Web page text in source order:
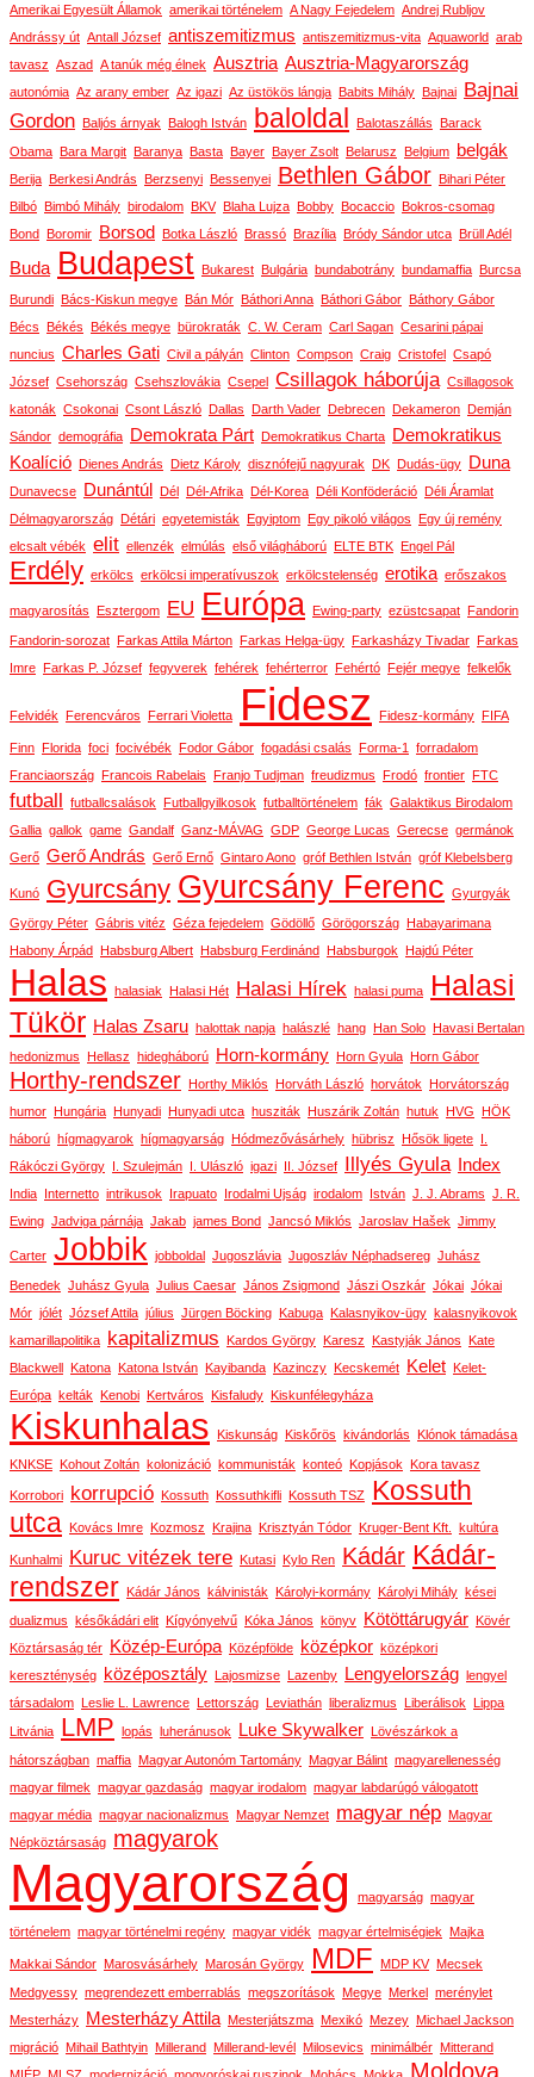
Amerikai Egyesült Államok amerikai történelem A Nagy Fejedelem Andrej Rubljov
Andrássy út Antall József antiszemitizmus antiszemitizmus-vita Aquaworld arab
tavasz Aszad A tanúk még élnek Ausztria Ausztria-Magyarország
autonómia Az arany ember Az igazi Az üstökös lángja Babits Mihály Bajnai Bajnai
Gordon Baljós árnyak Balogh István baloldal Balotaszállás Barack
Obama Bara Margit Baranya Basta Bayer Bayer Zsolt Belarusz Belgium belgák
Berija Berkesi András Berzsenyi Bessenyei Bethlen Gábor Bihari Péter
Bilbó Bimbó Mihály birodalom BKV Blaha Lujza Bobby Bocaccio Bokros-csomag
Bond Boromir Borsod Botka László Brassó Brazília Bródy Sándor utca Brüll Adél
Buda Budapest Bukarest Bulgária bundabotrány bundamaffia Burcsa
Burundi Bács-Kiskun megye Bán Mór Báthori Anna Báthori Gábor Báthory Gábor
Bécs Békés Békés megye bürokraták C. W. Ceram Carl Sagan Cesarini pápai
nuncius Charles Gati Civil a pályán Clinton Compson Craig Cristofel Csapó
József Csehország Csehszlovákia Csepel Csillagok háborúja Csillagosok
katonák Csokonai Csont László Dallas Darth Vader Debrecen Dekameron Demján
Sándor demográfia Demokrata Párt Demokratikus Charta
Demokratikus
Koalíció Dienes András Dietz Károly disznófejű nagyurak DK Dudás-ügy Duna
Dunavecse Dunántúl Dél Dél-Afrika Dél-Korea Déli Konföderáció Déli Áramlat
Délmagyarország Détári egyetemisták Egyiptom Egy pikoló világos Egy új remény
elcsalt vébék elit ellenzék elmúlás első világháború ELTE BTK Engel Pál
Erdély erkölcs erkölcsi imperatívuszok erkölcstelenség erotika erőszakos
magyarosítás Esztergom EU Európa Ewing-party ezüstcsapat Fandorin
Fandorin-sorozat Farkas Attila Márton Farkas Helga-ügy Farkasházy Tivadar Farkas
Imre Farkas P. József fegyverek fehérek fehérterror Fehértó Fejér megye felkelők
Felvidék Ferencváros Ferrari Violetta Fidesz Fidesz-kormány FIFA
Finn Florida foci focivébék Fodor Gábor fogadási csalás Forma-1
forradalom
Franciaország Francois Rabelais Franjo Tudjman freudizmus Frodó frontier FTC
futball futballcsalások Futballgyilkosok futballtörténelem fák Galaktikus Birodalom
Gallia gallok game Gandalf Ganz-MÁVAG GDP George Lucas Gerecse germánok
Gerő Gerő András Gerő Ernő Gintaro Aono gróf Bethlen István gróf Klebelsberg
Kunó Gyurcsány Gyurcsány Ferenc Gyurgyák
György Péter Gábris vitéz Géza fejedelem Gödöllő Görögország Habayarimana
Habony Árpád Habsburg Albert Habsburg Ferdinánd Habsburgok Hajdú Péter
Halas halasiak Halasi Hét Halasi Hírek halasi puma
Halasi
Tükör Halas Zsaru halottak napja halászlé hang Han Solo Havasi Bertalan
hedonizmus Hellasz hidegháború Horn-kormány Horn Gyula Horn Gábor
Horthy-rendszer Horthy Miklós Horváth László horvátok Horvátország
humor Hungária Hunyadi Hunyadi utca husziták Huszárik Zoltán hutuk HVG HÖK
háború hígmagyarok hígmagyarság Hódmezővásárhely hübrisz Hősök ligete I.
Rákóczi György I. Szulejmán I. Ulászló igazi II. József Illyés Gyula Index
India Internetto intrikusok Irapuato Irodalmi Ujság irodalom István J. J. Abrams J. R.
Ewing Jadviga párnája Jakab james Bond Jancsó Miklós Jaroslav Hašek Jimmy
Carter Jobbik jobboldal Jugoszlávia Jugoszláv Néphadsereg Juhász
Benedek Juhász Gyula Julius Caesar János Zsigmond Jászi Oszkár Jókai Jókai
Mór jólét József Attila július Jürgen Böcking Kabuga Kalasnyikov-ügy kalasnyikovok
kamarillapolitika kapitalizmus Kardos György Karesz Kastyják János Kate
Blackwell Katona Katona István Kayibanda Kazinczy Kecskemét Kelet Kelet-
Európa kelták Kenobi Kertváros Kisfaludy Kiskunfélegyháza
Kiskunhalas Kiskunság Kiskőrös kivándorlás Klónok támadása
KNKSE Kohout Zoltán kolonizáció kommunisták konteó Kopjások Kora tavasz
Korrobori korrupció Kossuth Kossuthkifli Kossuth TSZ Kossuth
utca Kovács Imre Kozmosz Krajina Krisztyán Tódor Kruger-Bent Kft. kultúra
Kunhalmi Kuruc vitézek tere Kutasi Kylo Ren Kádár Kádár-
rendszer Kádár János kálvinisták Károlyi-kormány Károlyi Mihály kései
dualizmus későkádári elit Kígyónyelvű Kóka János könyv Kötöttárugyár Kövér
Köztársaság tér
Közép-Európa Középfölde középkor középkori
kereszténység
középosztály Lajosmizse Lazenby Lengyelország lengyel
társadalom Leslie L. Lawrence Lettország Leviathán liberalizmus Liberálisok Lippa
Litvánia LMP lopás luheránusok Luke Skywalker Lövészárkok a
hátországban maffia Magyar Autonóm Tartomány Magyar Bálint magyarellenesség
magyar filmek magyar gazdaság magyar irodalom magyar labdarúgó válogatott
magyar média magyar nacionalizmus Magyar Nemzet magyar nép Magyar
Népköztársaság magyarok
Magyarország magyarság magyar
történelem magyar történelmi regény magyar vidék magyar értelmiségiek Majka
Makkai Sándor Marosvásárhely Marosán György MDF MDP KV Mecsek
Medgyessy megrendezett emberrablás megszorítások Megye Merkel merénylet
Mesterházy
Mesterházy Attila Mesterjátszma Mexikó Mezey Michael Jackson
migráció Mihail Bathtyin Millerand Millerand-levél Milosevics minimálbér Mitterand
Moldova